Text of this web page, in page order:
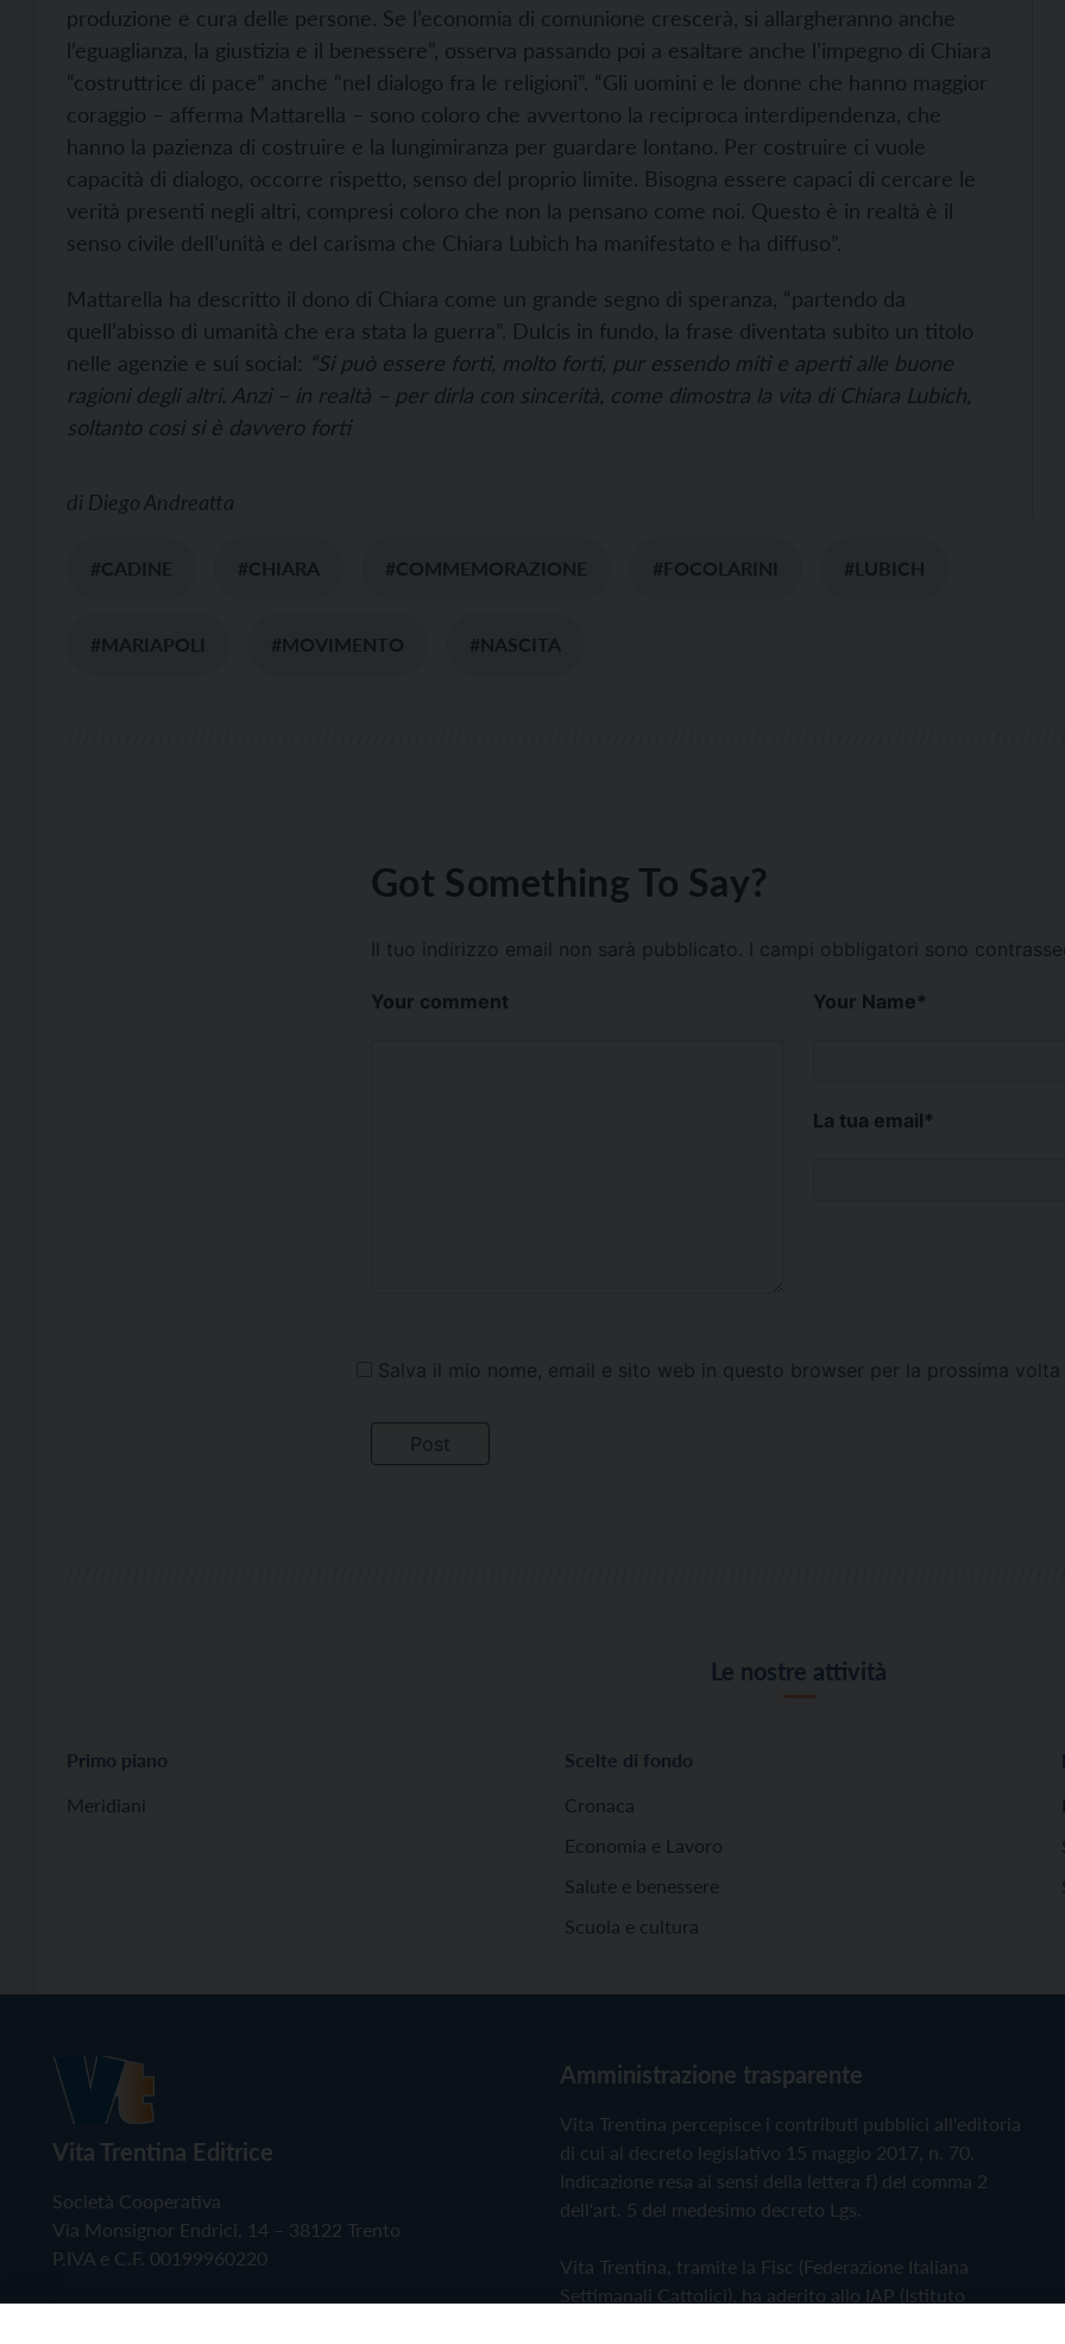
produzione e cura delle persone. Se l’economia di comunione crescerà, si allargheranno anche
l’eguaglianza, la giustizia e il benessere”, osserva passando poi a esaltare anche l’impegno di Chiara
“costruttrice di pace” anche “nel dialogo fra le religioni”. “Gli uomini e le donne che hanno maggior
coraggio – afferma Mattarella – sono coloro che avvertono la reciproca interdipendenza, che
hanno la pazienza di costruire e la lungimiranza per guardare lontano. Per costruire ci vuole
capacità di dialogo, occorre rispetto, senso del proprio limite. Bisogna essere capaci di cercare le
verità presenti negli altri, compresi coloro che non la pensano come noi. Questo è in realtà è il
senso civile dell’unità e del carisma che Chiara Lubich ha manifestato e ha diffuso”.
Mattarella ha descritto il dono di Chiara come un grande segno di speranza, “partendo da
quell’abisso di umanità che era stata la guerra”. Dulcis in fundo, la frase diventata subito un titolo
nelle agenzie e sui social: “Si può essere forti, molto forti, pur essendo miti e aperti alle buone
ragioni degli altri. Anzi – in realtà – per dirla con sincerità, come dimostra la vita di Chiara Lubich,
soltanto così si è davvero forti
di Diego Andreatta
#CADINE #CHIARA #COMMEMORAZIONE #FOCOLARINI #LUBICH
#MARIAPOLI #MOVIMENTO #NASCITA
Got Something To Say?
Il tuo indirizzo email non sarà pubblicato. I campi obbligatori sono
Your comment Your Name*
La tua email*
Salva il mio nome, email e sito web in questo browser per la prossima
Le nostre attività
Primo piano
Meridiani
Scelte di fondo
Cronaca
Economia e Lavoro
Salute e benessere
Scuola e cultura
Vita Trentina Editrice
Società Cooperativa
Via Monsignor Endrici, 14 – 38122 Trento
P.IVA e C.F. 00199960220
Amministrazione trasparente
Vita Trentina percepisce i contributi pubblici all'editoria
di cui al decreto legislativo 15 maggio 2017, n. 70.
Indicazione resa ai sensi della lettera f) del comma 2
dell'art. 5 del medesimo decreto Lgs.
Vita Trentina, tramite la Fisc (Federazione Italiana
Settimanali Cattolici), ha aderito allo IAP (Istituto